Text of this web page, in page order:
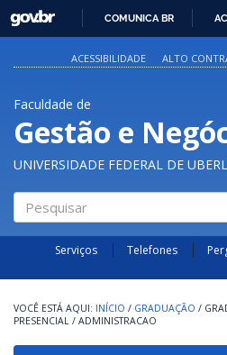
PARA
O
GOVBR
COMUNICA BR
ACESSIBILIDADE ALTO
Faculdade de
Gestão e
UNIVERSIDADE FEDERAL DE
Pesquisar
Serviços Telefones
INÍCIO / GRADUAÇÃO /
PRESENCIAL / ADMINISTRACAO